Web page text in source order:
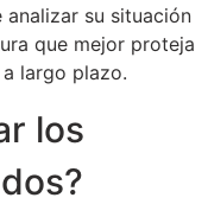
su situación
que mejor proteja
largo plazo.
los